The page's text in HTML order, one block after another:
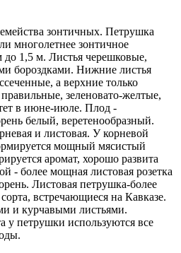
зонтичных. Петрушка
многолетнее зонтичное
до 1,5 м. Листья черешковые,
бороздками. Нижние листья
а верхние только
зеленовато-желтые,
в июне-июле. Плод -
белый, веретенообразный.
и листовая. У корневой
мощный мясистый
аромат, хорошо развита
- более мощная листовая розетка
Листовая петрушка-более
встречающиеся на Кавказе.
и курчавыми листьями.
у петрушки используются все